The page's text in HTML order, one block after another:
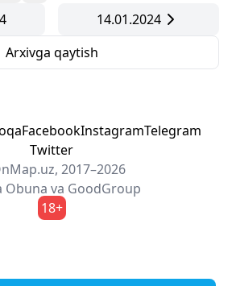
14.01.2024
Arxivga qaytish
FacebookInstagramTelegram
Twitter
2017–2026
Obuna va GoodGroup
18+